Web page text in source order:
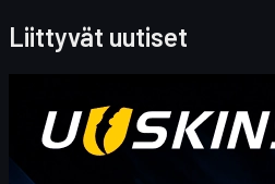
Liittyvät uutiset
Hei CS2-kauppiaat!
bonusblogiimme!